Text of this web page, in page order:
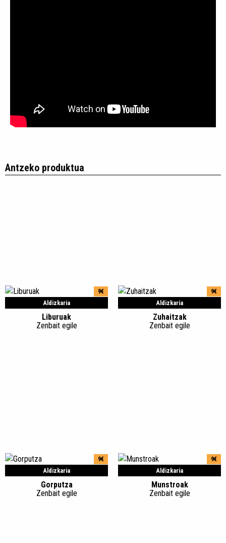
Antzeko produktua
Aldizkaria
9€
Liburuak
Zenbait egile
Aldizkaria
9€
Zuhaitzak
Zenbait egile
Aldizkaria
9€
Gorputza
Zenbait egile
Aldizkaria
9€
Munstroak
Zenbait egile